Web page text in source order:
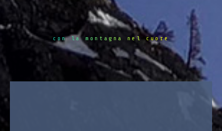
con la montagna nel cuore